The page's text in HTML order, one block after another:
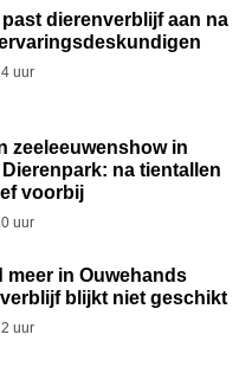
dierenverblijf aan na
uur
zeeleeuwenshow in
na tientallen
voorbij
uur
meer in Ouwehands
blijkt niet geschikt
uur